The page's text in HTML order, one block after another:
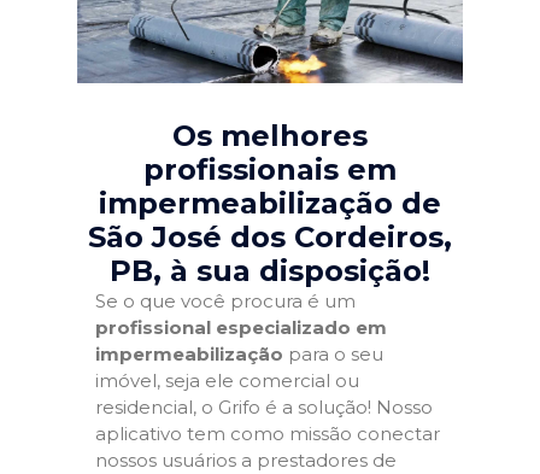
Os melhores
profissionais em
impermeabilização de
São José dos Cordeiros,
PB, à sua disposição!
Se o que você procura é um
profissional especializado em
impermeabilização para o seu
imóvel, seja ele comercial ou
residencial, o Grifo é a solução! Nosso
aplicativo tem como missão conectar
nossos usuários a prestadores de